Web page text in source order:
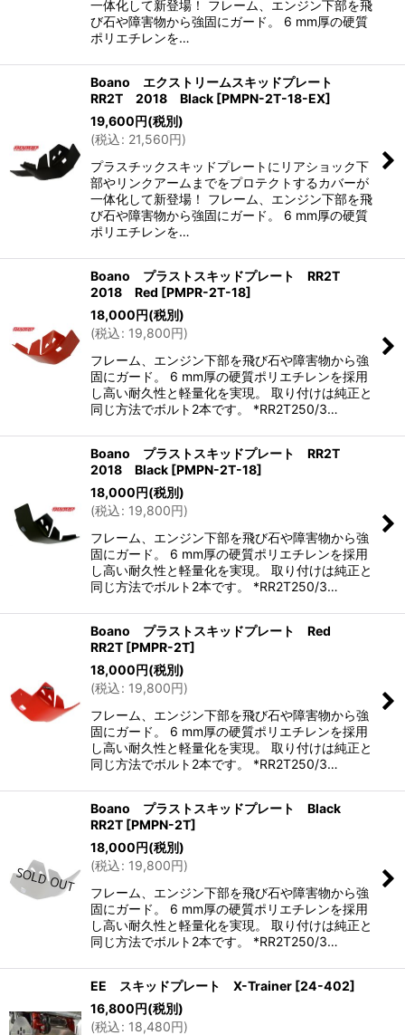
一体化して新登場！ フレーム、エンジン下部を飛
び石や障害物から強固にガード。 6 mm厚の硬質
ポリエチレンを…
Boano エクストリームスキッドプレート
RR2T 2018 Black [PMPN-2T-18-EX]
19,600円(税別)
(税込: 21,560円)
プラスチックスキッドプレートにリアショック下
部やリンクアームまでをプロテクトするカバーが
一体化して新登場！ フレーム、エンジン下部を飛
び石や障害物から強固にガード。 6 mm厚の硬質
ポリエチレンを…
Boano プラストスキッドプレート RR2T
2018 Red [PMPR-2T-18]
18,000円(税別)
(税込: 19,800円)
フレーム、エンジン下部を飛び石や障害物から強
固にガード。 6 mm厚の硬質ポリエチレンを採用
し高い耐久性と軽量化を実現。 取り付けは純正と
同じ方法でボルト2本です。 *RR2T250/3…
Boano プラストスキッドプレート RR2T
2018 Black [PMPN-2T-18]
18,000円(税別)
(税込: 19,800円)
フレーム、エンジン下部を飛び石や障害物から強
固にガード。 6 mm厚の硬質ポリエチレンを採用
し高い耐久性と軽量化を実現。 取り付けは純正と
同じ方法でボルト2本です。 *RR2T250/3…
Boano プラストスキッドプレート Red
RR2T [PMPR-2T]
18,000円(税別)
(税込: 19,800円)
フレーム、エンジン下部を飛び石や障害物から強
固にガード。 6 mm厚の硬質ポリエチレンを採用
し高い耐久性と軽量化を実現。 取り付けは純正と
同じ方法でボルト2本です。 *RR2T250/3…
Boano プラストスキッドプレート Black
RR2T [PMPN-2T]
18,000円(税別)
(税込: 19,800円)
フレーム、エンジン下部を飛び石や障害物から強
固にガード。 6 mm厚の硬質ポリエチレンを採用
し高い耐久性と軽量化を実現。 取り付けは純正と
同じ方法でボルト2本です。 *RR2T250/3…
EE スキッドプレート X-Trainer [24-402]
16,800円(税別)
(税込: 18,480円)